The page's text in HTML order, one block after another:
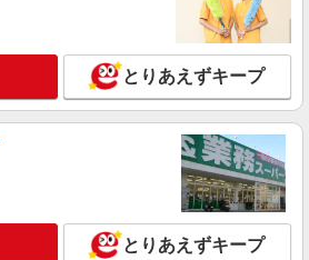
とりあえずキープ
とりあえずキープ